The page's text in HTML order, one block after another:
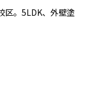
区。5LDK、外壁塗